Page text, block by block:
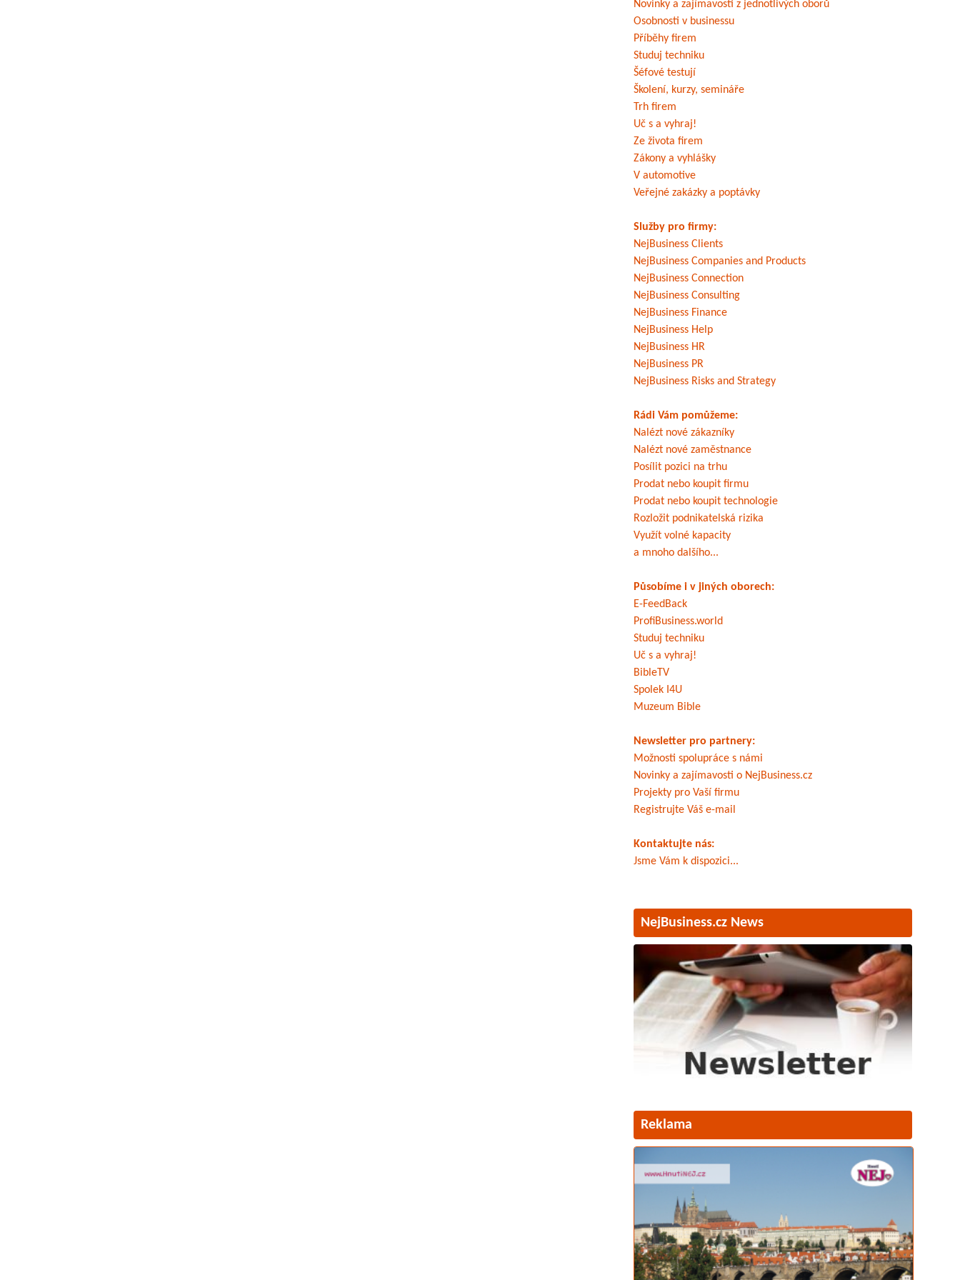
Novinky a zajímavosti z jednotlivých oborů
Osobnosti v businessu
Příběhy firem
Studuj techniku
Šéfové testují
Školení, kurzy, semináře
Trh firem
Uč s a vyhraj!
Ze života firem
Zákony a vyhlášky
V automotive
Veřejné zakázky a poptávky
Služby pro firmy:
NejBusiness Clients
NejBusiness Companies and Products
NejBusiness Connection
NejBusiness Consulting
NejBusiness Finance
NejBusiness Help
NejBusiness HR
NejBusiness PR
NejBusiness Risks and Strategy
Rádi Vám pomůžeme:
Nalézt nové zákazníky
Nalézt nové zaměstnance
Posílit pozici na trhu
Prodat nebo koupit firmu
Prodat nebo koupit technologie
Rozložit podnikatelská rizika
Využít volné kapacity
a mnoho dalšího...
Působíme i v jiných oborech:
E-FeedBack
ProfiBusiness.world
Studuj techniku
Uč s a vyhraj!
BibleTV
Spolek I4U
Muzeum Bible
Newsletter pro partnery:
Možnosti spolupráce s námi
Novinky a zajímavosti o NejBusiness.cz
Projekty pro Vaší firmu
Registrujte Váš e-mail
Kontaktujte nás:
Jsme Vám k dispozici...
NejBusiness.cz News
Reklama